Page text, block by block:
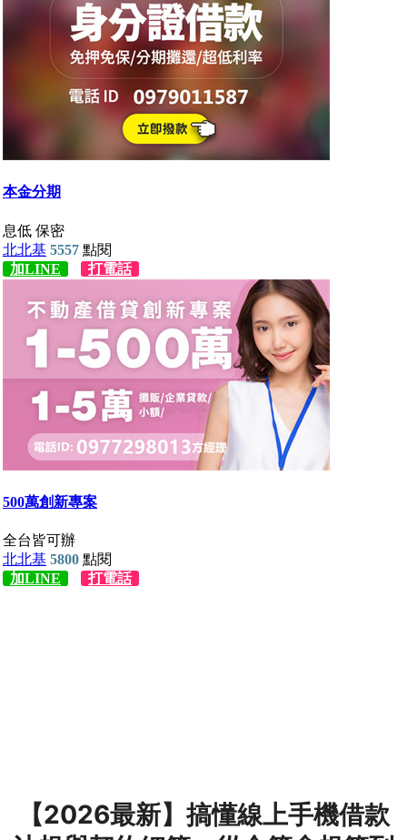
【2026最新】搞懂線上手機借款